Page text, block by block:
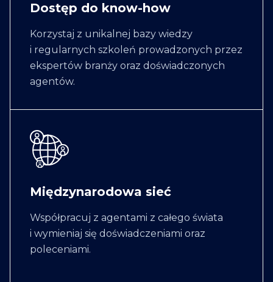
Dostęp do know-how
Korzystaj z unikalnej bazy wiedzy
i regularnych szkoleń prowadzonych przez
ekspertów branży oraz doświadczonych
agentów.
Międzynarodowa sieć
Współpracuj z agentami z całego świata
i wymieniaj się doświadczeniami oraz
poleceniami.